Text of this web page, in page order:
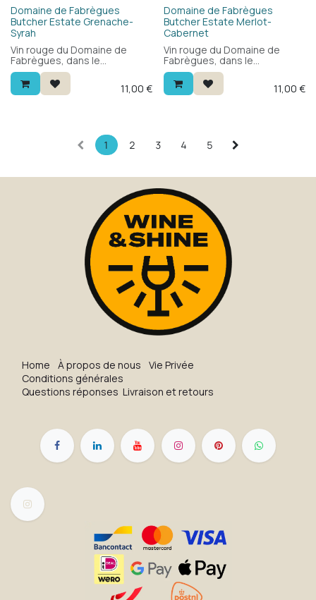
Domaine de Fabrègues
Butcher Estate Grenache-
Syrah
Vin rouge du Domaine de
Fabrègues, dans le
Languedoc. Blend de
grenache et syrah : frais,
fruité et léger, avec des fruits
avec volailles et viandes
11,00 €
Domaine de Fabrègues
Butcher Estate Merlot-
Cabernet
Vin rouge du Domaine de
Fabrègues, dans le
Languedoc. Blend de merlot
et cabernet sauvignon : fruits
rouges, rond et franc, avec
11,00 €
1 2 3 4 5
H​o​me À propos de nous
Vie Privée
Conditions générales
Questions réponses Livraison et retours